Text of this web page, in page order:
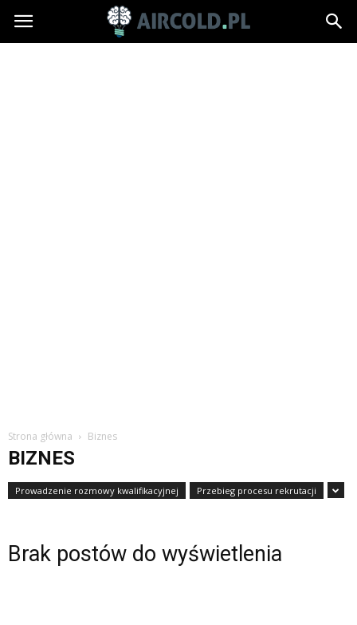
Aircold.pl
Strona główna Biznes
BIZNES
Prowadzenie rozmowy kwalifikacyjnej Przebieg procesu rekrutacji
Brak postów do wyświetlenia